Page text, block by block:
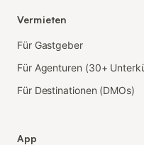
Vermieten
Für Gastgeber
Für Agenturen (30+
Für Destinationen (DMOs)
App